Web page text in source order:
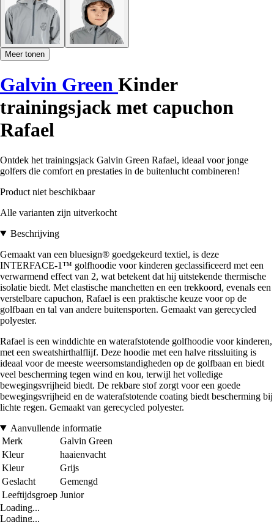
Meer tonen
Galvin Green Kinder
trainingsjack met capuchon
Rafael
Ontdek het trainingsjack Galvin Green Rafael, ideaal voor jonge
golfers die comfort en prestaties in de buitenlucht combineren!
Product niet beschikbaar
Alle varianten zijn uitverkocht
Beschrijving
Gemaakt van een bluesign® goedgekeurd textiel, is deze
INTERFACE-1™ golfhoodie voor kinderen geclassificeerd met een
verwarmend effect van 2, wat betekent dat hij uitstekende thermische
isolatie biedt. Met elastische manchetten en een trekkoord, evenals een
verstelbare capuchon, Rafael is een praktische keuze voor op de
golfbaan en tal van andere buitensporten. Gemaakt van gerecycled
polyester.
Rafael is een winddichte en waterafstotende golfhoodie voor kinderen,
met een sweatshirthalflijf. Deze hoodie met een halve ritssluiting is
ideaal voor de meeste weersomstandigheden op de golfbaan en biedt
veel bescherming tegen wind en kou, terwijl het volledige
bewegingsvrijheid biedt. De rekbare stof zorgt voor een goede
bewegingsvrijheid en de waterafstotende coating biedt bescherming bij
lichte regen. Gemaakt van gerecycled polyester.
Aanvullende informatie
Merk
Galvin Green
Kleur
haaienvacht
Kleur
Grijs
Geslacht
Gemengd
Leeftijdsgroep Junior
Loading...
Loading...